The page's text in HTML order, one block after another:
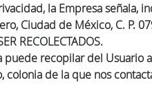
la Empresa señala,
Ciudad de México, C. P.
RECOLECTADOS.
recopilar del Usuario
de la que nos